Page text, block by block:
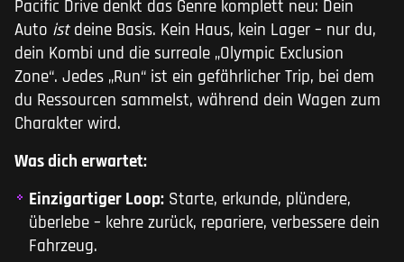
Pacific Drive denkt das Genre komplett neu: Dein
Auto istdeine Basis. Kein Haus, kein Lager – nur du,
dein Kombi und die surreale „Olympic Exclusion
Zone“. Jedes „Run“ ist ein gefährlicher Trip, bei dem
du Ressourcen sammelst, während dein Wagen zum
Charakter wird.
Was dich erwartet:
Einzigartiger Loop: Starte, erkunde, plündere,
überlebe – kehre zurück, repariere, verbessere dein
Fahrzeug.